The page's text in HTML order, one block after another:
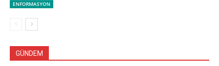
ENFORMASYON
GÜNDEM